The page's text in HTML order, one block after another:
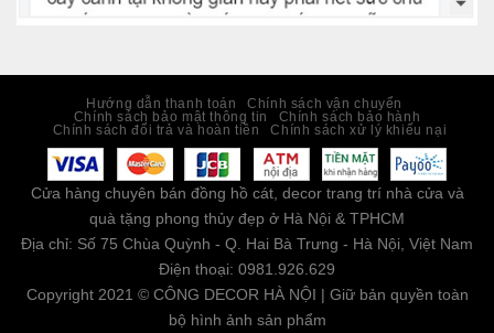
Hướng dẫn thanh toán
Chính sách vận chuyển
Chính sách bảo mật thông tin
Chính sách bảo hành
Chính sách đổi trả và hoàn tiền
Chính sách xử lý khiếu nại
Cửa hàng chuyên bán đồng hồ cát, decor trang trí nhà cửa và
quà tặng phong thủy đẹp ở Hà Nội & TPHCM
Địa chỉ: Số 75 Chùa Quỳnh - Q. Hai Bà Trưng - Hà Nội, Việt Nam
Điện thoại: 0981.926.629
Copyright 2021 © CÔNG DECOR HÀ NỘI | Giữ bản quyền toàn
bộ hình ảnh sản phẩm